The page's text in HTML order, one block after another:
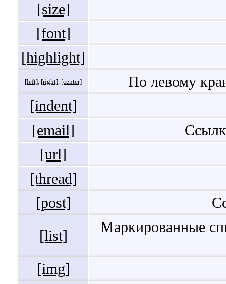
[size]
[font]
[highlight]
[left], [right], [center]
По левому
[indent]
[email]
[url]
[thread]
[post]
[list]
Маркированные
[img]